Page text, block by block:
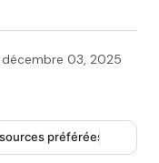
décembre 03, 2025
préférées